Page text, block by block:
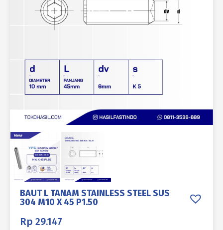
BAUT L TANAM STAINLESS STEEL SUS
304 M10 X 45 P1.50
Rp 29.147